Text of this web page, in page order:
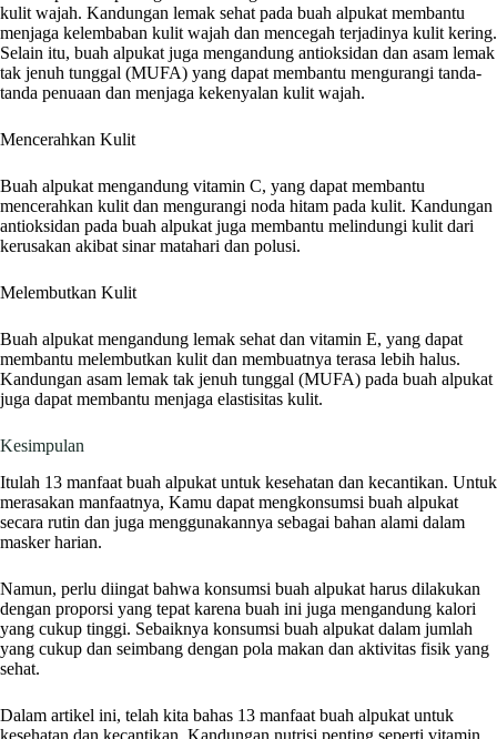
kulit wajah. Kandungan lemak sehat pada buah alpukat membantu
menjaga kelembaban kulit wajah dan mencegah terjadinya kulit kering.
Selain itu, buah alpukat juga mengandung antioksidan dan asam lemak
tak jenuh tunggal (MUFA) yang dapat membantu mengurangi tanda-
tanda penuaan dan menjaga kekenyalan kulit wajah.
Mencerahkan Kulit
Buah alpukat mengandung vitamin C, yang dapat membantu
mencerahkan kulit dan mengurangi noda hitam pada kulit. Kandungan
antioksidan pada buah alpukat juga membantu melindungi kulit dari
kerusakan akibat sinar matahari dan polusi.
Melembutkan Kulit
Buah alpukat mengandung lemak sehat dan vitamin E, yang dapat
membantu melembutkan kulit dan membuatnya terasa lebih halus.
Kandungan asam lemak tak jenuh tunggal (MUFA) pada buah alpukat
juga dapat membantu menjaga elastisitas kulit.
Kesimpulan
Itulah 13 manfaat buah alpukat untuk kesehatan dan kecantikan. Untuk
merasakan manfaatnya, Kamu dapat mengkonsumsi buah alpukat
secara rutin dan juga menggunakannya sebagai bahan alami dalam
masker harian.
Namun, perlu diingat bahwa konsumsi buah alpukat harus dilakukan
dengan proporsi yang tepat karena buah ini juga mengandung kalori
yang cukup tinggi. Sebaiknya konsumsi buah alpukat dalam jumlah
yang cukup dan seimbang dengan pola makan dan aktivitas fisik yang
sehat.
Dalam artikel ini, telah kita bahas 13 manfaat buah alpukat untuk
kesehatan dan kecantikan. Kandungan nutrisi penting seperti vitamin